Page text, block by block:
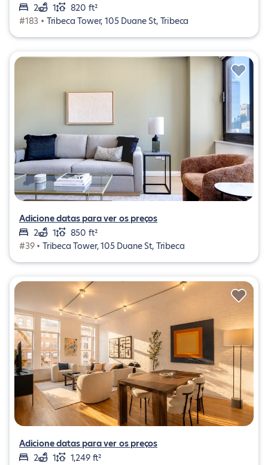
2
1
820 ft²
#183 • Tribeca Tower, 105 Duane St, Tribeca
Adicione datas para ver os preços
2
1
850 ft²
#39 • Tribeca Tower, 105 Duane St, Tribeca
Adicione datas para ver os preços
2
1
1,249 ft²